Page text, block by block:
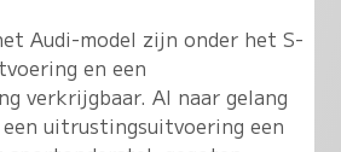
Audi-model zijn onder het S-
en een
verkrijgbaar. Al naar gelang
uitrustingsuitvoering een